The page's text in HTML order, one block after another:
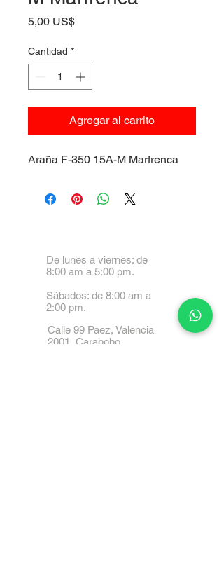
5,00 US$Precio
Cantidad *
Agregar al carrito
Araña F-350 15A-M Marfrenca
De lunes a viernes: de
8:00 am a 5:00 pm.
Sábados: de 8:00 am a
2:00 pm.
Calle 99 Paez, Valencia
2001, Carabobo